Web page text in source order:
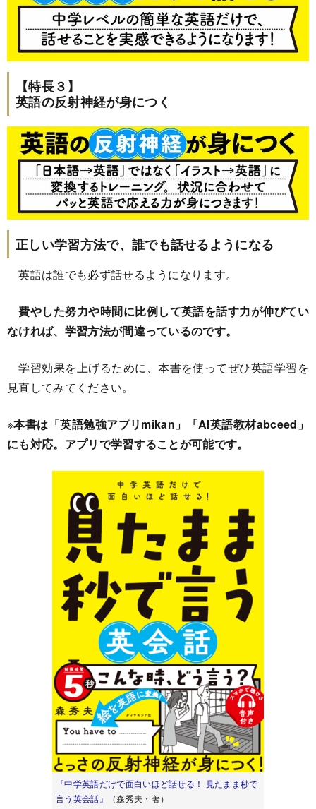
【特長３】
英語の反射神経が身につく
正しい学習方法で、誰でも話せるようになる
英語は誰でも必ず話せるようになります。
費やした努力や時間に比例して英語を話す力が伸びてい
なければ、学習方法が間違っているのです。
学習効果を上げるために、本書を使ってぜひ英語学習を
見直してみてください。
※本書は「英語勉強アプリmikan」「AI英語教材abceed」
にも対応。アプリで学習することが可能です。
『中学英語だけで面白いほど話せる！ 見たまま秒で
言う英会話』
（森秀夫・著）